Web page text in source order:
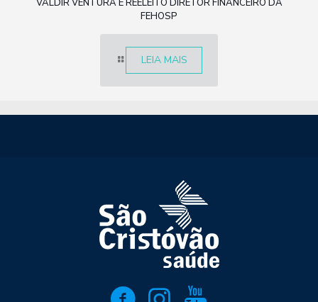
VALDIR VENTURA É REELEITO DIRETOR FINANCEIRO DA
FEHOSP
LEIA MAIS